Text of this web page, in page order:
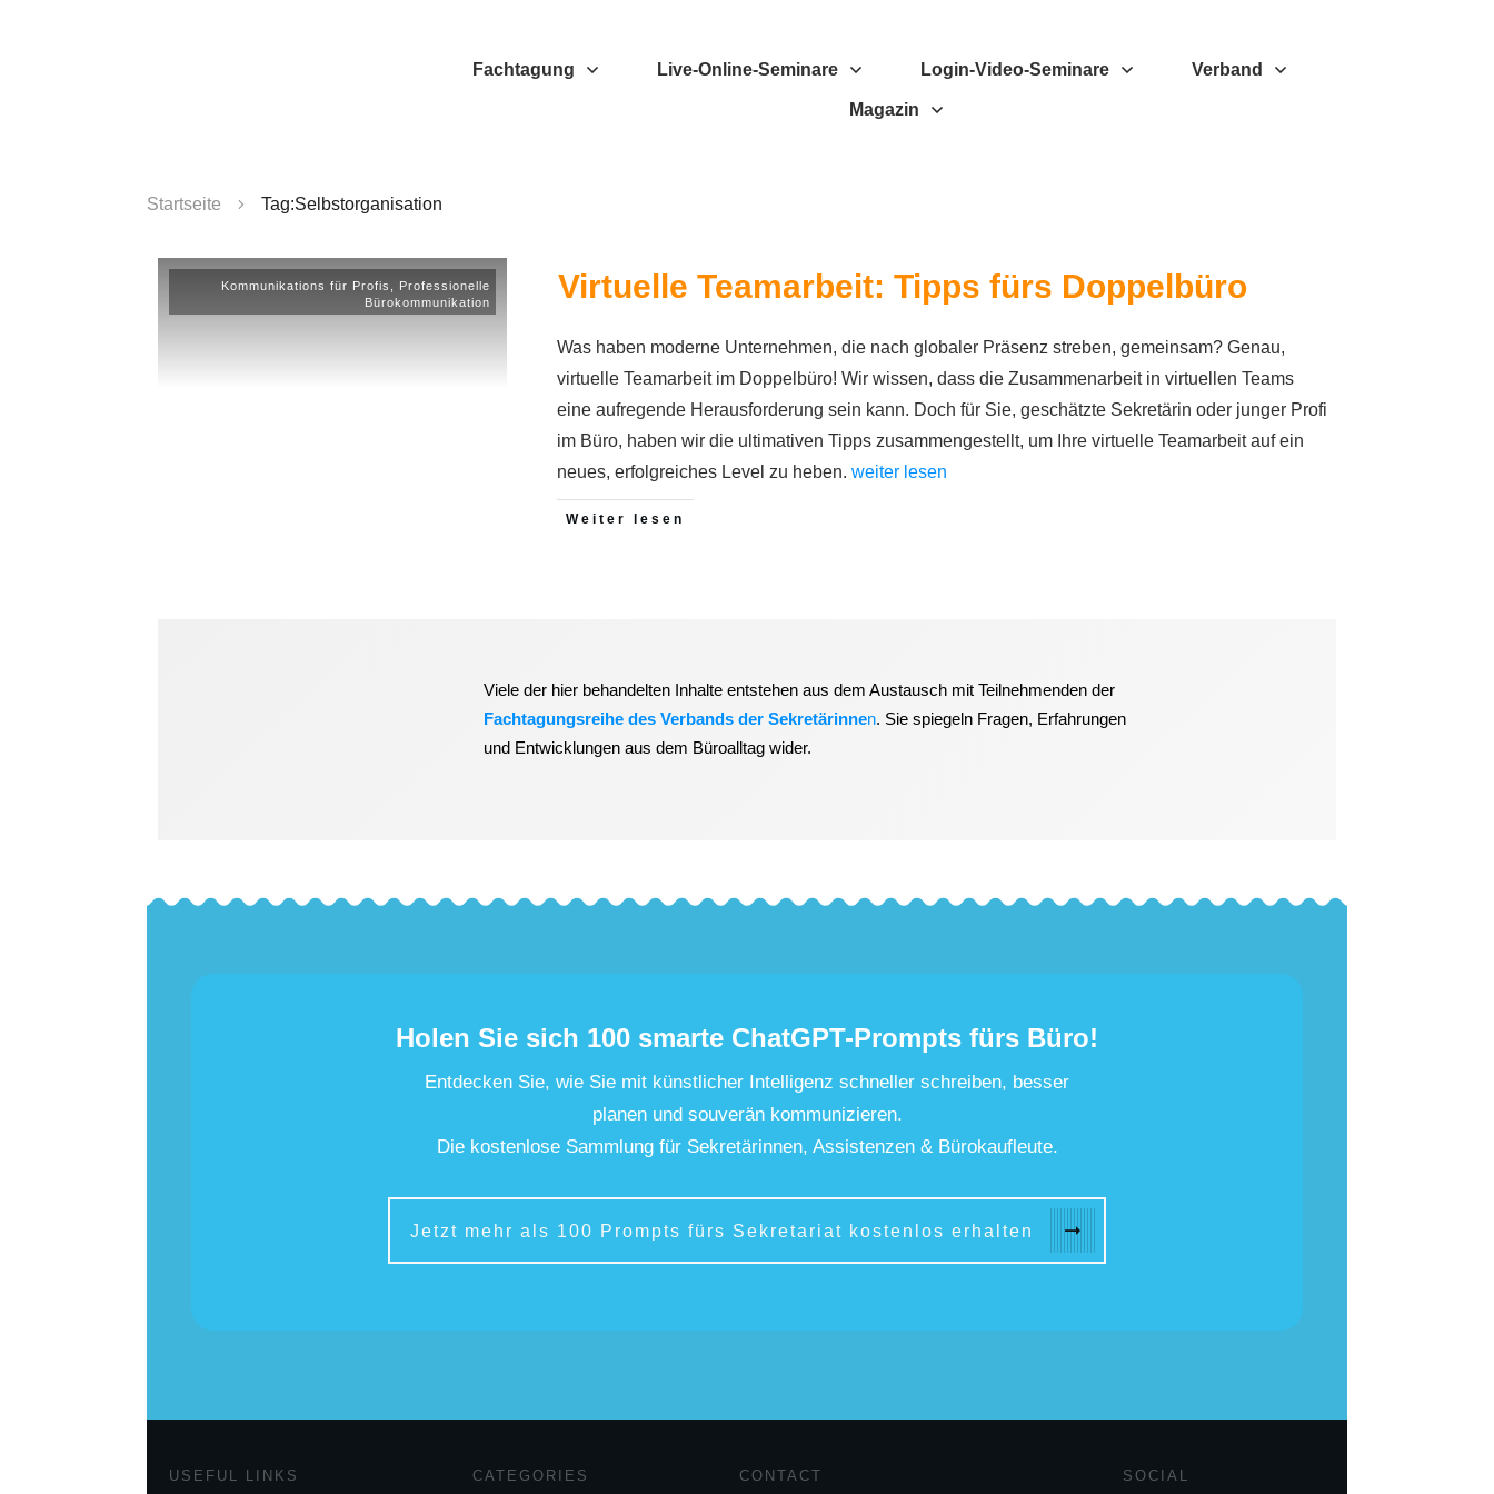
Fachtagung Live-Online-Seminare Login-Video-Seminare Verband
Magazin
Startseite Tag:Selbstorganisation
Kommunikations für Profis
Professionelle
Bürokommunikation
Virtuelle Teamarbeit: Tipps fürs Doppelbüro
Was haben moderne Unternehmen, die nach globaler Präsenz streben, gemeinsam? Genau,
virtuelle Teamarbeit im Doppelbüro! Wir wissen, dass die Zusammenarbeit in virtuellen Teams
eine aufregende Herausforderung sein kann. Doch für Sie, geschätzte Sekretärin oder junger Profi
im Büro, haben wir die ultimativen Tipps zusammengestellt, um Ihre virtuelle Teamarbeit auf ein
neues, erfolgreiches Level zu heben.weiter lesen
Weiter lesen
Viele der hier behandelten Inhalte entstehen aus dem Austausch mit Teilnehmenden der
Fachtagungsreihe des Verbands der Sekretärinnen. Sie spiegeln Fragen, Erfahrungen
und Entwicklungen aus dem Büroalltag wider.
Holen Sie sich 100 smarte ChatGPT-Prompts fürs Büro!
Entdecken Sie, wie Sie mit künstlicher Intelligenz schneller schreiben, besser
planen und souverän kommunizieren.
Die kostenlose Sammlung für Sekretärinnen, Assistenzen & Bürokaufleute.
Jetzt mehr als 100 Prompts fürs Sekretariat kostenlos erhalten
USEFUL LINKS CATEGORIES CONTACT SOCIAL